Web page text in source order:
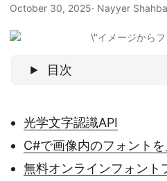
October 30, 2025· Nayyer
目次
光学文字認識API
C#で画像内のフォント
無料オンラインフォント